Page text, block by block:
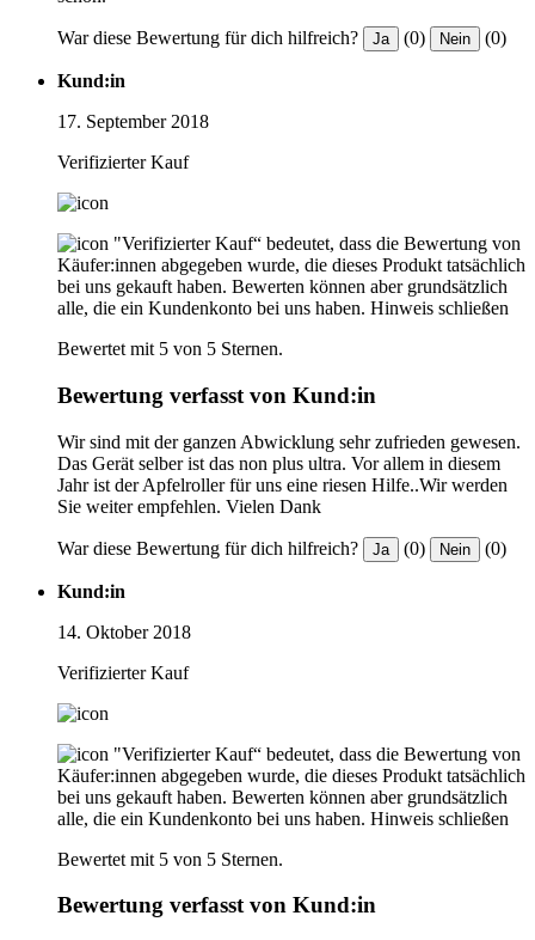
War diese Bewertung für dich hilfreich? Ja (0) Nein (0)
Kund:in
17. September 2018
Verifizierter Kauf
"Verifizierter Kauf“ bedeutet, dass die Bewertung von
Käufer:innen abgegeben wurde, die dieses Produkt tatsächlich
bei uns gekauft haben. Bewerten können aber grundsätzlich
alle, die ein Kundenkonto bei uns haben. Hinweis schließen
Bewertet mit 5 von 5 Sternen.
Bewertung verfasst von Kund:in
Wir sind mit der ganzen Abwicklung sehr zufrieden gewesen.
Das Gerät selber ist das non plus ultra. Vor allem in diesem
Jahr ist der Apfelroller für uns eine riesen Hilfe..Wir werden
Sie weiter empfehlen. Vielen Dank
War diese Bewertung für dich hilfreich? Ja (0) Nein (0)
Kund:in
14. Oktober 2018
Verifizierter Kauf
"Verifizierter Kauf“ bedeutet, dass die Bewertung von
Käufer:innen abgegeben wurde, die dieses Produkt tatsächlich
bei uns gekauft haben. Bewerten können aber grundsätzlich
alle, die ein Kundenkonto bei uns haben. Hinweis schließen
Bewertet mit 5 von 5 Sternen.
Bewertung verfasst von Kund:in